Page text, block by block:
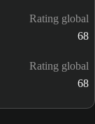
Rating global
68
Rating global
68